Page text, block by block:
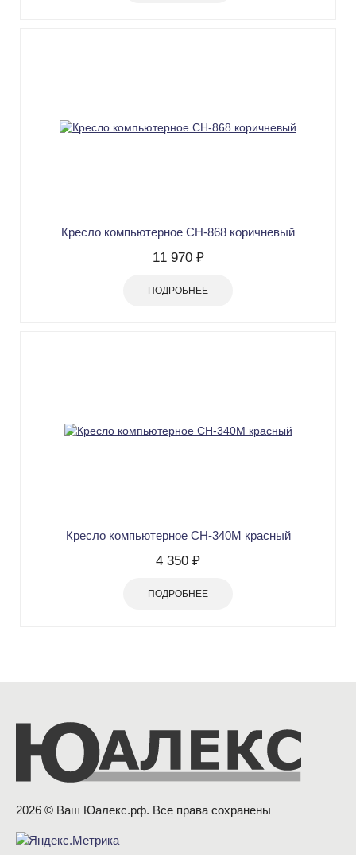
Кресло компьютерное СН-868 коричневый
11 970 ₽
ПОДРОБНЕЕ
Кресло компьютерное СН-340М красный
4 350 ₽
ПОДРОБНЕЕ
2026 © Ваш Юалекс.рф. Все права сохранены